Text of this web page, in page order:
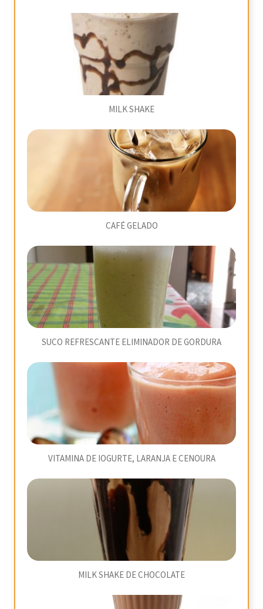
MILK SHAKE
CAFÉ GELADO
SUCO REFRESCANTE ELIMINADOR DE GORDURA
VITAMINA DE IOGURTE, LARANJA E CENOURA
MILK SHAKE DE CHOCOLATE